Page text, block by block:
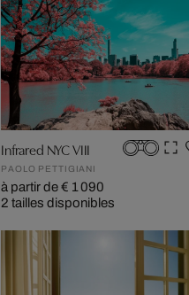
Infrared NYC VIII
PAOLO PETTIGIANI
à partir de € 1 090
2 tailles disponibles